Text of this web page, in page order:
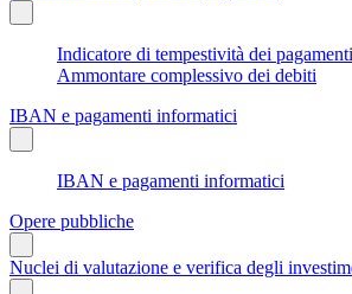
Indicatore di tempestività dei pagamenti
Ammontare complessivo dei debiti
IBAN e pagamenti informatici
IBAN e pagamenti informatici
Opere pubbliche
Nuclei di valutazione e verifica degli